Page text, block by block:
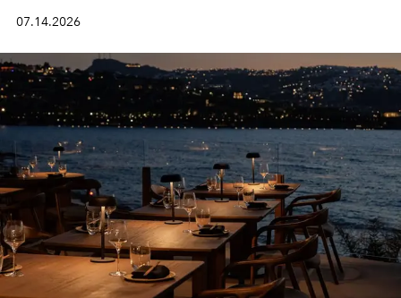
yepyeni Cloud Frappuccino® Blended Beverage çeşitleri
ve yiyecek alternatifleri yazın keyfine lezzet katıyor.
07.14.2026